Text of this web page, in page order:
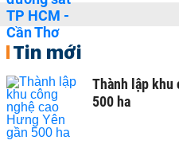
Tin mới
Thành lập khu
500 ha